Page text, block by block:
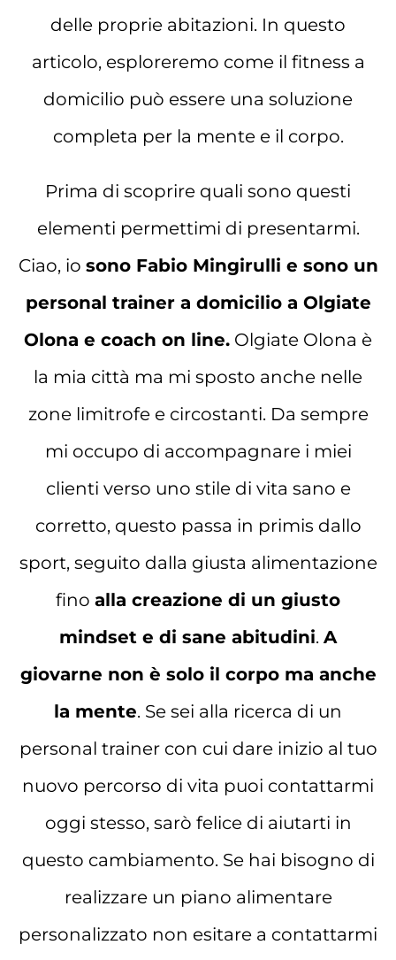
delle proprie abitazioni. In questo
articolo, esploreremo come il fitness a
domicilio può essere una soluzione
completa per la mente e il corpo.
Prima di scoprire quali sono questi
elementi permettimi di presentarmi.
Ciao, io sono Fabio Mingirulli e sono un
personal trainer a domicilio a Olgiate
Olona e coach on line. Olgiate Olona è
la mia città ma mi sposto anche nelle
zone limitrofe e circostanti. Da sempre
mi occupo di accompagnare i miei
clienti verso uno stile di vita sano e
corretto, questo passa in primis dallo
sport, seguito dalla giusta alimentazione
fino alla creazione di un giusto
mindset e di sane abitudini. A
giovarne non è solo il corpo ma anche
la mente. Se sei alla ricerca di un
personal trainer con cui dare inizio al tuo
nuovo percorso di vita puoi contattarmi
oggi stesso, sarò felice di aiutarti in
questo cambiamento. Se hai bisogno di
realizzare un piano alimentare
personalizzato non esitare a contattarmi